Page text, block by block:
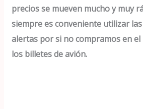
precios se mueven mucho y muy
siempre es conveniente utilizar
alertas por si no compramos en
los billetes de avión.